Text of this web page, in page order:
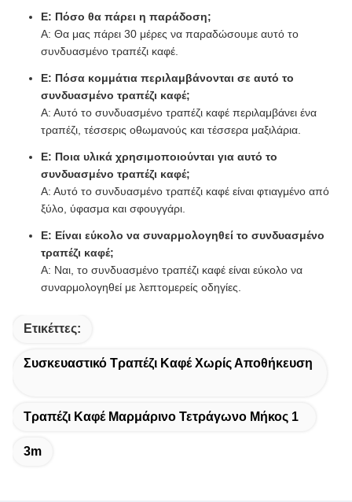
Ε: Πόσο θα πάρει η παράδοση;
Α: Θα μας πάρει 30 μέρες να παραδώσουμε αυτό το
συνδυασμένο τραπέζι καφέ.
Ε: Πόσα κομμάτια περιλαμβάνονται σε αυτό το
συνδυασμένο τραπέζι καφέ;
Α: Αυτό το συνδυασμένο τραπέζι καφέ περιλαμβάνει ένα
τραπέζι, τέσσερις οθωμανούς και τέσσερα μαξιλάρια.
Ε: Ποια υλικά χρησιμοποιούνται για αυτό το
συνδυασμένο τραπέζι καφέ;
Α: Αυτό το συνδυασμένο τραπέζι καφέ είναι φτιαγμένο από
ξύλο, ύφασμα και σφουγγάρι.
Ε: Είναι εύκολο να συναρμολογηθεί το συνδυασμένο
τραπέζι καφέ;
Α: Ναι, το συνδυασμένο τραπέζι καφέ είναι εύκολο να
συναρμολογηθεί με λεπτομερείς οδηγίες.
Ετικέττες:
Συσκευαστικό Τραπέζι Καφέ Χωρίς Αποθήκευση
Τραπέζι Καφέ Μαρμάρινο Τετράγωνο Μήκος 1
3m